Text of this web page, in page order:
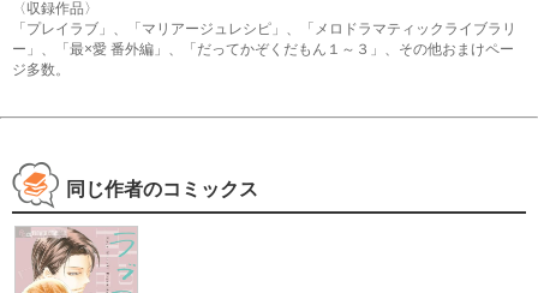
〈収録作品〉
「プレイラブ」、「マリアージュレシピ」、「メロドラマティックライブラリ
ー」、「最×愛 番外編」、「だってかぞくだもん１～３」、その他おまけペー
ジ多数。
同じ作者のコミックス